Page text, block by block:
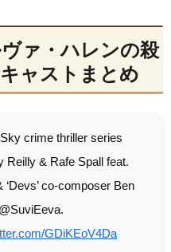
ヴァ・ハレンの殺
ャストまとめ
crime thriller series
Reilly & Rafe Spall feat.
‘Devs’ co-composer Ben
GDiKEoV4Da